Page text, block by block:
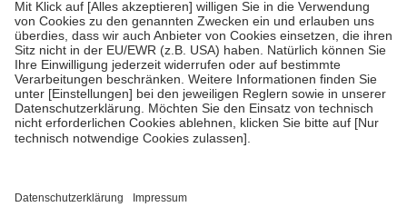
fallenkeine Zuzahlungenan bei:
• Kindern und Jugendlichen bis zum vollendeten 18. Lebensjahr
mit Ausnahme der Fahrkosten
• Untersuchungen zur Vorsorge und Früherkennung, die von der
GKV getragen werden
• empfohlenen Schutzimpfungen
• Harn- und Blutteststreifen
getroffen, um sicherzustellen, dass es sich um echte Bewertungen